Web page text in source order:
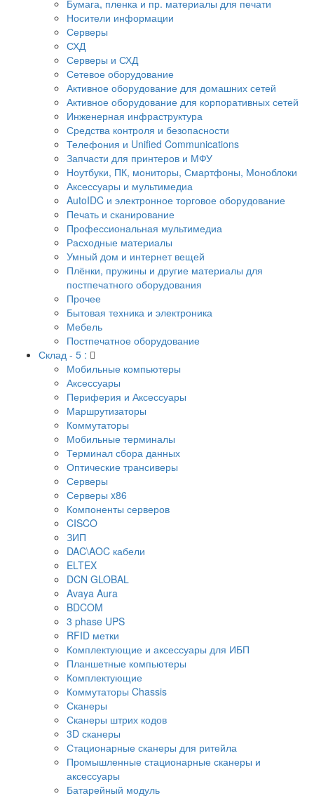
Бумага, пленка и пр. материалы для печати
Носители информации
Серверы
СХД
Серверы и СХД
Сетевое оборудование
Активное оборудование для домашних сетей
Активное оборудование для корпоративных сетей
Инженерная инфраструктура
Средства контроля и безопасности
Телефония и Unified Communications
Запчасти для принтеров и МФУ
Ноутбуки, ПК, мониторы, Смартфоны, Моноблоки
Аксессуары и мультимедиа
AutoIDC и электронное торговое оборудование
Печать и сканирование
Профессиональная мультимедиа
Расходные материалы
Умный дом и интернет вещей
Плёнки, пружины и другие материалы для
постпечатного оборудования
Прочее
Бытовая техника и электроника
Мебель
Постпечатное оборудование
Склад - 5 :
Мобильные компьютеры
Аксессуары
Периферия и Аксессуары
Маршрутизаторы
Коммутаторы
Мобильные терминалы
Терминал сбора данных
Оптические трансиверы
Серверы
Серверы x86
Компоненты серверов
CISCO
ЗИП
DAC\AOC кабели
ELTEX
DCN GLOBAL
Avaya Aura
BDCOM
3 phase UPS
RFID метки
Комплектующие и аксессуары для ИБП
Планшетные компьютеры
Комплектующие
Коммутаторы Chassis
Сканеры
Сканеры штрих кодов
3D сканеры
Стационарные сканеры для ритейла
Промышленные стационарные сканеры и
аксессуары
Батарейный модуль